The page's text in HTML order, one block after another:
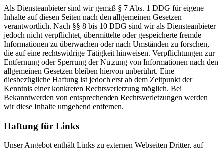
Als Diensteanbieter sind wir gemäß § 7 Abs. 1 DDG für eigene
Inhalte auf diesen Seiten nach den allgemeinen Gesetzen
verantwortlich. Nach §§ 8 bis 10 DDG sind wir als Diensteanbieter
jedoch nicht verpflichtet, übermittelte oder gespeicherte fremde
Informationen zu überwachen oder nach Umständen zu forschen,
die auf eine rechtswidrige Tätigkeit hinweisen. Verpflichtungen zur
Entfernung oder Sperrung der Nutzung von Informationen nach den
allgemeinen Gesetzen bleiben hiervon unberührt. Eine
diesbezügliche Haftung ist jedoch erst ab dem Zeitpunkt der
Kenntnis einer konkreten Rechtsverletzung möglich. Bei
Bekanntwerden von entsprechenden Rechtsverletzungen werden
wir diese Inhalte umgehend entfernen.
Haftung für Links
Unser Angebot enthält Links zu externen Webseiten Dritter, auf